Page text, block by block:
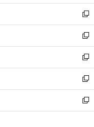
開
く
ウ
で
開
く
ン
ド
ウ
で
開
く
ウ
ィ
ン
ド
ウ
で
開
く
し
い
ウ
ィ
ン
ド
ウ
で
開
く
新
し
い
ウ
ィ
ン
ド
ウ
で
開
新
し
い
ウ
ィ
ン
ド
ウ
新
し
い
ウ
ィ
ン
新
し
い
ウ
新
し